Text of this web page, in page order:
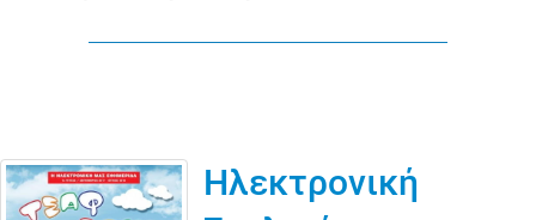
Ηλεκτρονική